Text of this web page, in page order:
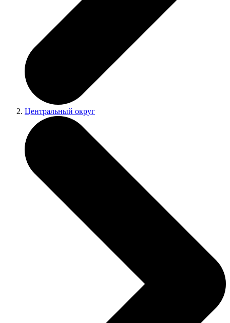
Центральный округ